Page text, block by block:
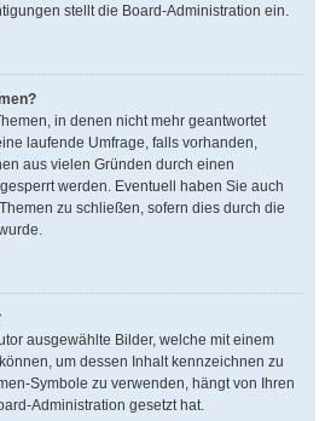
stellt die Board-Administration ein.
in denen nicht mehr geantwortet
laufende Umfrage, falls vorhanden,
aus vielen Gründen durch einen
werden. Eventuell haben Sie auch
zu schließen, sofern dies durch die
ausgewählte Bilder, welche mit einem
um dessen Inhalt kennzeichnen zu
Symbole zu verwenden, hängt von Ihren
Administration gesetzt hat.